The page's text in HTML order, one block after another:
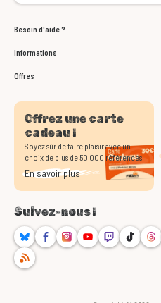
Besoin d'aide ?
Informations
Offres
Offrez une carte
cadeau !
Soyez sûr de faire plaisir avec un
choix de plus de 50 000 références
En savoir plus
Suivez-nous !
BlueskyFacebookInstagram
YoutubeTwitchTikTok
RSS